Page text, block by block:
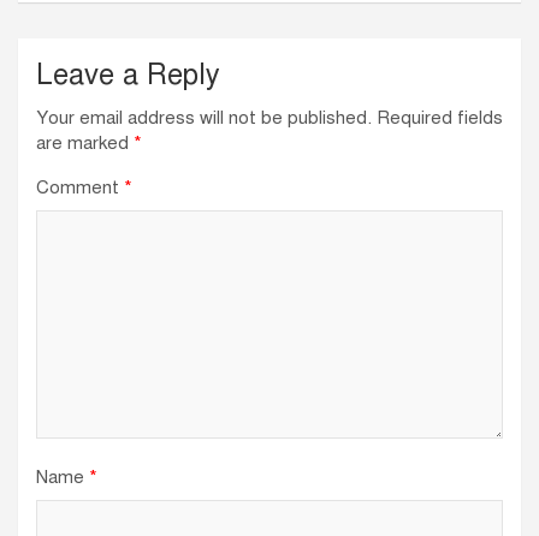
Leave a Reply
Your email address will not be published. Required fields
are marked *
Comment *
Name *